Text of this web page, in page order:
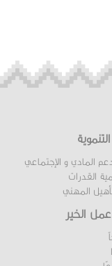
المادي و الإجتماعي
القدرات
المهني
الخير